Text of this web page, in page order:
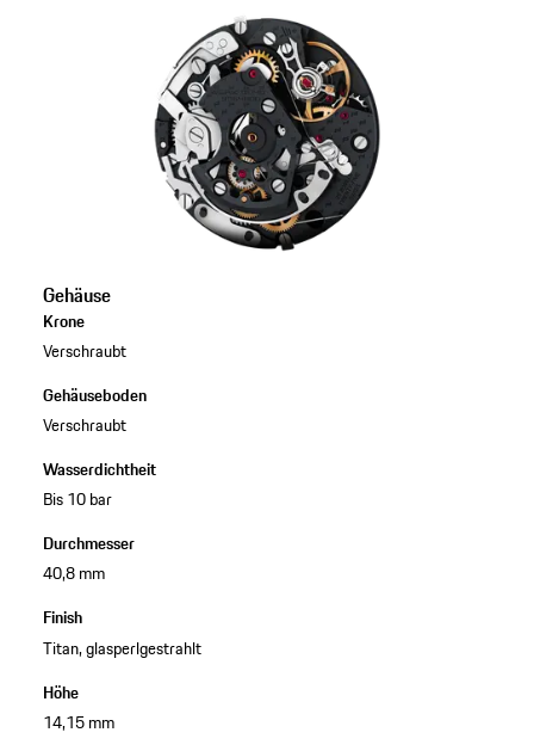
Gehäuse
Krone
Verschraubt
Gehäuseboden
Verschraubt
Wasserdichtheit
Bis 10 bar
Durchmesser
40,8 mm
Finish
Titan, glasperlgestrahlt
Höhe
14,15 mm